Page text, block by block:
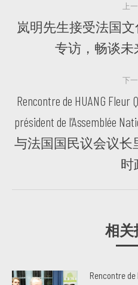
章
上
岚明先生接受法国文
专访，畅谈未
下
Rencontre de HUANG Fleur
président de
与法国国民议会议长
时
相关
Rencontre de